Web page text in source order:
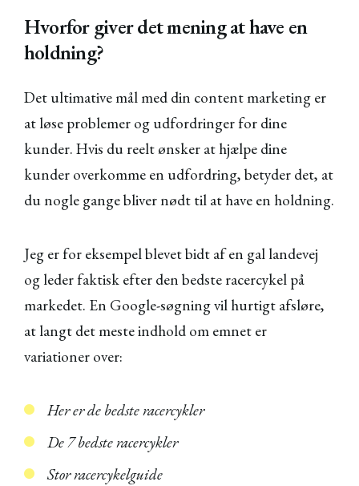
Hvorfor giver det mening at have en
holdning?
Det ultimative mål med din content marketing er
at løse problemer og udfordringer for dine
kunder. Hvis du reelt ønsker at hjælpe dine
kunder overkomme en udfordring, betyder det, at
du nogle gange bliver nødt til at have en holdning.
Jeg er for eksempel blevet bidt af en gal landevej
og leder faktisk efter den bedste racercykel på
markedet. En Google-søgning vil hurtigt afsløre,
at langt det meste indhold om emnet er
variationer over:
Her er de bedste racercykler
De 7 bedste racercykler
Stor racercykelguide